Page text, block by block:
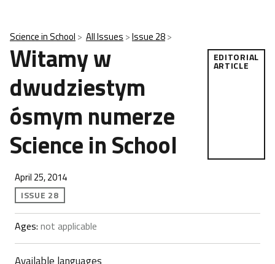
Science in School All Issues Issue 28
Witamy w
dwudziestym
ósmym numerze
Science in School
EDITORIAL
ARTICLE
April 25, 2014
ISSUE 28
Ages: not applicable